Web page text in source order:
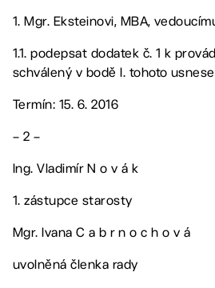
1. Mgr. Eksteinovi, MBA,
1.1. podepsat dodatek č. 1 k
schválený v bodě I. tohoto
Termín: 15. 6. 2016
– 2 –
Ing. Vladimír N o v á k
1. zástupce starosty
Mgr. Ivana C a b r n o c h o v á
uvolněná členka rady